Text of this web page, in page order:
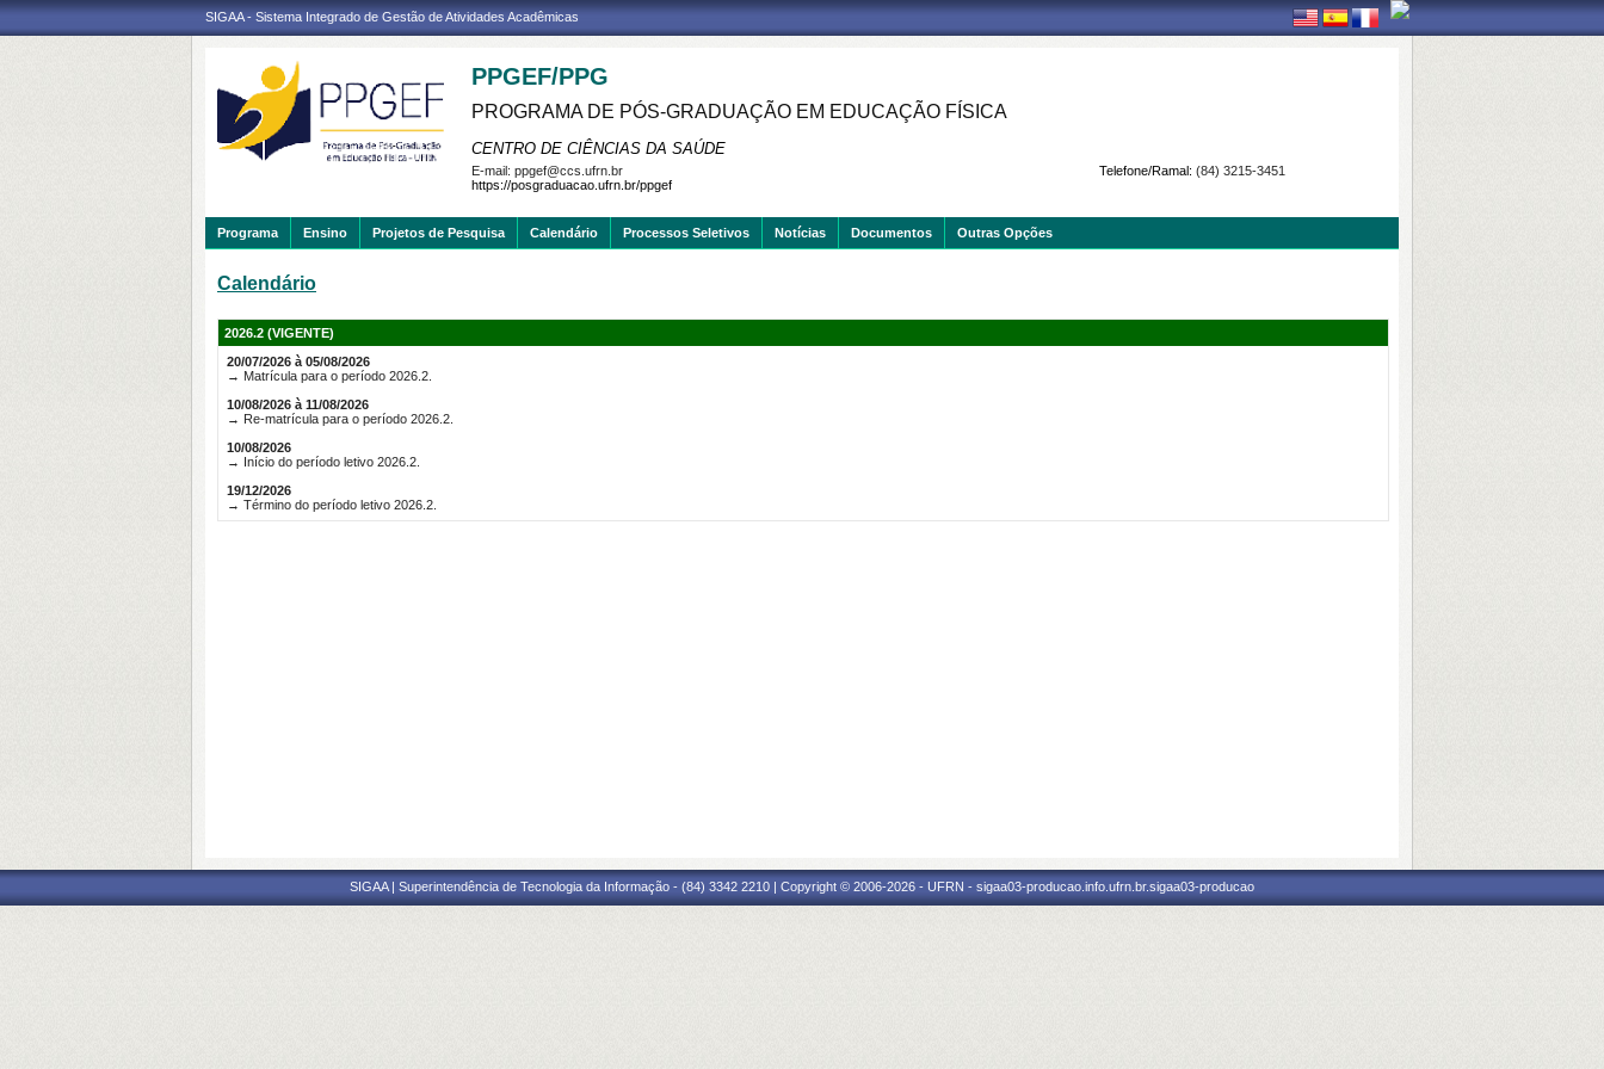
SIGAA - Sistema Integrado de Gestão de Atividades Acadêmicas
PPGEF/PPG
PROGRAMA DE PÓS-GRADUAÇÃO EM EDUCAÇÃO FÍSICA
CENTRO DE CIÊNCIAS DA SAÚDE
Telefone/Ramal: (84) 3215-3451
E-mail: ppgef@ccs.ufrn.br
https://posgraduacao.ufrn.br/ppgef
Programa Ensino Projetos de Pesquisa Calendário Processos Seletivos Notícias Documentos Outras Opções
Calendário
2026.2 (VIGENTE)
20/07/2026 à 05/08/2026
→ Matrícula para o período 2026.2.
10/08/2026 à 11/08/2026
→ Re-matrícula para o período 2026.2.
10/08/2026
→ Início do período letivo 2026.2.
19/12/2026
→ Término do período letivo 2026.2.
SIGAA | Superintendência de Tecnologia da Informação - (84) 3342 2210 | Copyright © 2006-2026 - UFRN - sigaa03-producao.info.ufrn.br.sigaa03-producao